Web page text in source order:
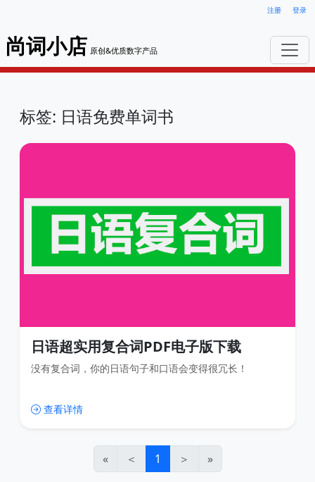
注册 登录
尚词小店 原创&优质数字产品
标签: 日语免费单词书
日语超实用复合词PDF电子版下载
没有复合词，你的日语句子和口语会变得很冗长！
查看详情
« ＜ 1 ＞ »